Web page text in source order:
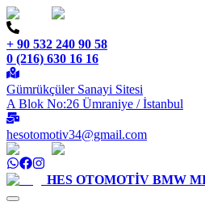
+ 90 532 240 90 58
0 (216) 630 16 16
Gümrükçüler Sanayi Sitesi
A Blok No:26 Ümraniye / İstanbul
hesotomotiv34@gmail.com
HES OTOMOTİV BMW